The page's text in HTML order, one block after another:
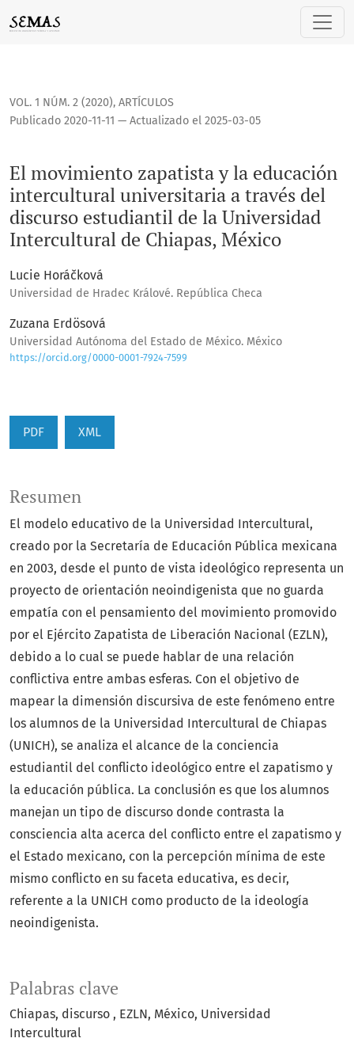
El movimiento zapatista y la educación intercultural
VOL. 1 NÚM. 2 (2020), ARTÍCULOS
El movimiento zapatista y la educación
intercultural universitaria a través del
discurso estudiantil de la Universidad
Intercultural de Chiapas, México
Publicado 2020-11-11 — Actualizado el 2025-03-05
Lucie Horáčková
Universidad de Hradec Králové. República Checa
Zuzana Erdösová
Universidad Autónoma del Estado de México. México
https://orcid.org/0000-0001-7924-7599
PDF XML
Palabras clave
Chiapas discurso EZLN México Universidad
Intercultural
Resumen
El modelo educativo de la Universidad Intercultural,
creado por la Secretaría de Educación Pública mexicana
en 2003, desde el punto de vista ideológico representa un
proyecto de orientación neoindigenista que no guarda
empatía con el pensamiento del movimiento promovido
por el Ejército Zapatista de Liberación Nacional (EZLN),
debido a lo cual se puede hablar de una relación
conflictiva entre ambas esferas. Con el objetivo de
mapear la dimensión discursiva de este fenómeno entre
los alumnos de la Universidad Intercultural de Chiapas
(UNICH), se analiza el alcance de la conciencia
estudiantil del conflicto ideológico entre el zapatismo y
la educación pública. La conclusión es que los alumnos
manejan un tipo de discurso donde contrasta la
consciencia alta acerca del conflicto entre el zapatismo y
el Estado mexicano, con la percepción mínima de este
mismo conflicto en su faceta educativa, es decir,
referente a la UNICH como producto de la ideología
neoindigenista.